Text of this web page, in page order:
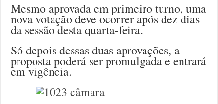
Mesmo aprovada em primeiro turno, uma
nova votação deve ocorrer após dez dias
da sessão desta quarta-feira.
Só depois dessas duas aprovações, a
proposta poderá ser promulgada e entrará
em vigência.